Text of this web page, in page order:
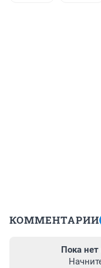
КОММЕНТАРИИ
Пока